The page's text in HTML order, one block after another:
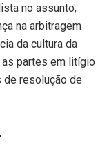
no assunto,
na arbitragem
da cultura da
partes em litígio
resolução de